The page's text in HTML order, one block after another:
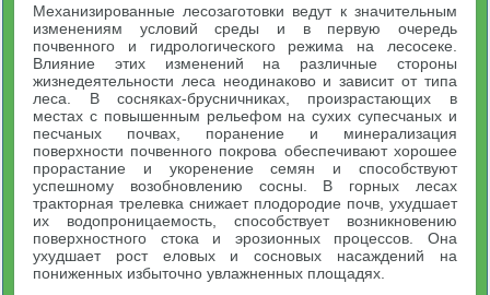
Механизированные лесозаготовки ведут к значительным
изменениям условий среды и в первую очередь
почвенного и гидрологического режима на лесосеке.
Влияние этих изменений на различные стороны
жизнедеятельности леса неодинаково и зависит от типа
леса. В сосняках-брусничниках, произрастающих в
местах с повышенным рельефом на сухих супесчаных и
песчаных почвах, поранение и минерализация
поверхности почвенного покрова обеспечивают хорошее
прорастание и укоренение семян и способствуют
успешному возобновлению сосны. В горных лесах
тракторная трелевка снижает плодородие почв, ухудшает
их водопроницаемость, способствует возникновению
поверхностного стока и эрозионных процессов. Она
ухудшает рост еловых и сосновых насаждений на
пониженных избыточно увлажненных площадях.